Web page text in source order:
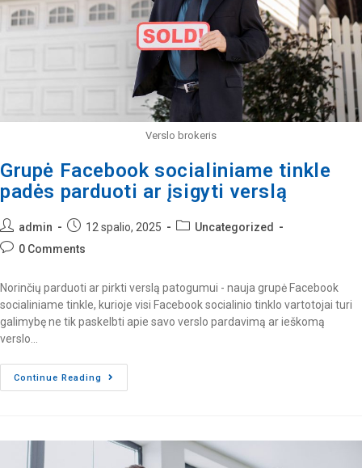
Verslo brokeris
Grupė Facebook socialiniame tinkle
padės parduoti ar įsigyti verslą
admin 12 spalio, 2025
Uncategorized
0 Comments
Norinčių parduoti ar pirkti verslą patogumui - nauja grupė Facebook
socialiniame tinkle, kurioje visi Facebook socialinio tinklo vartotojai turi
galimybę ne tik paskelbti apie savo verslo pardavimą ar ieškomą
verslo…
Continue Reading